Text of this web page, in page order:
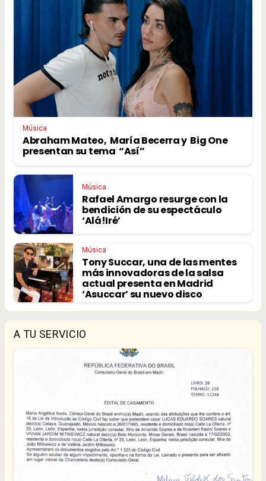
Música
Abraham Mateo, María Becerra y Big One
presentan su tema “Así”
Música
Rafael Amargo resurge con la
bendición de su espectáculo
‘Alá!Iré’
Música
Tony Succar, una de las mentes
más innovadoras de la salsa
actual presenta en Madrid
‘Asuccar’ su nuevo disco
A TU SERVICIO